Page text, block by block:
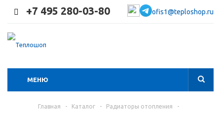
+7 495 280-03-80 ofis1@teploshop.ru
МЕНЮ
Главная - Каталог - Радиаторы отопления
-